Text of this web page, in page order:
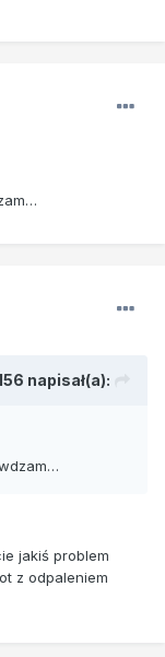
napisał(a):
jakiś problem
z odpaleniem